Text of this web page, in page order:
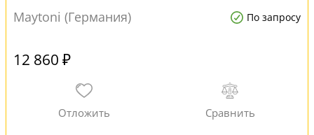
Maytoni (Германия)
По запросу
12 860 ₽